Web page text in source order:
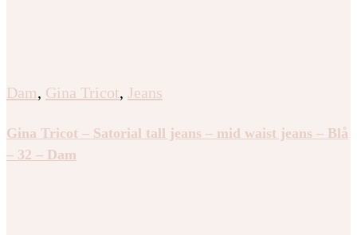
Dam, Gina Tricot, Jeans
Gina Tricot – Satorial tall jeans – mid waist jeans – Blå
– 32 – Dam